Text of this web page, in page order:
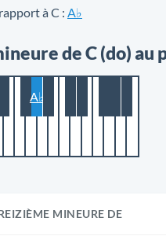
à C : A♭
de C (do) au
A♭
MINEURE DE